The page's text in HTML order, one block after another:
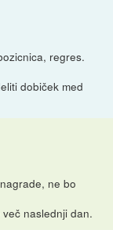
regres.
dobiček med
ne bo
naslednji dan.